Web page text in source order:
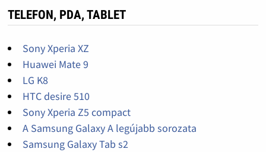
TELEFON, PDA, TABLET
Sony Xperia XZ
Huawei Mate 9
LG K8
HTC desire 510
Sony Xperia Z5 compact
A Samsung Galaxy A legújabb sorozata
Samsung Galaxy Tab s2